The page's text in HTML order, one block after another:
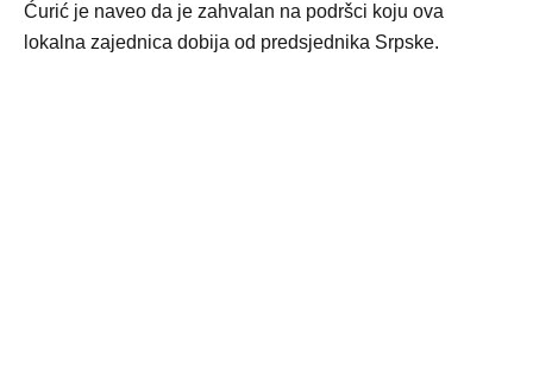
Ćurić je naveo da je zahvalan na podršci koju ova
lokalna zajednica dobija od predsjednika Srpske.